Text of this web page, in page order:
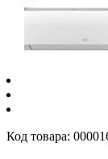
Код товара: